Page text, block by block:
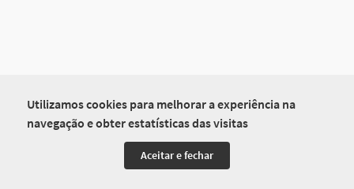
Utilizamos cookies para melhorar a experiência na
navegação e obter estatísticas das visitas
Aceitar e fechar